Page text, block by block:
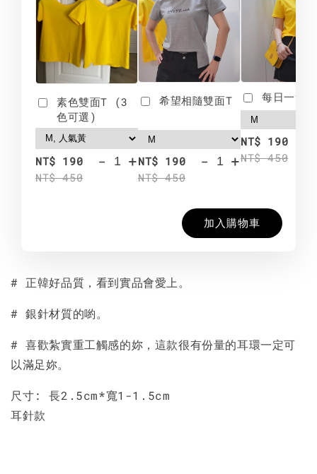
素色雙面T (3
色可選)
NT$ 190
NT$ 450
- +
希望相隨雙面T
NT$ 190
NT$ 450
- +
每日一笑
NT$ 190
NT$ 450
加入購物車
# 正韓好品質，看到實品會愛上。
# 銀針材質的喲。
# 喜歡紮實重工觸感的妳，這款很有份量的耳環一定可
以滿足妳。
尺寸: 長2.5cm*寬1-1.5cm
耳針款